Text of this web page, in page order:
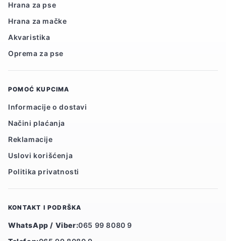
Hrana za pse
Hrana za mačke
Akvaristika
Oprema za pse
POMOĆ KUPCIMA
Informacije o dostavi
Načini plaćanja
Reklamacije
Uslovi korišćenja
Politika privatnosti
KONTAKT I PODRŠKA
WhatsApp / Viber:065 99 8080 9